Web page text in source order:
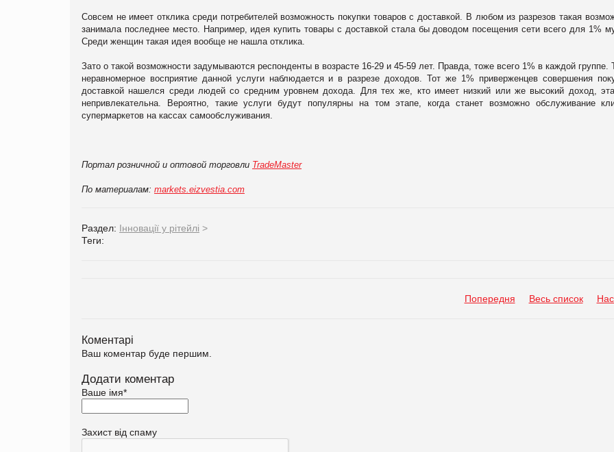
Совсем не имеет отклика среди потребителей возможность покупки товаров с доставкой. В любом из разрезов такая
занимала последнее место. Например, идея купить товары с доставкой стала бы доводом посещения сети всего для 1%
Среди женщин такая идея вообще не нашла отклика.
Зато о такой возможности задумываются респонденты в возрасте 16-29 и 45-59 лет. Правда, тоже всего 1% в каждой группе.
неравномерное восприятие данной услуги наблюдается и в разрезе доходов. Тот же 1% приверженцев совершения
доставкой нашелся среди людей со средним уровнем дохода. Для тех же, кто имеет низкий или же высокий доход,
непривлекательна. Вероятно, такие услуги будут популярны на том этапе, когда станет возможно обслуживание
супермаркетов на кассах самообслуживания.
Портал розничной и оптовой торговли TradeMaster
По материалам: markets.eizvestia.com
Раздел: Інновації у рітейлі >
Теги:
Попередня Весь список
Коментарі
Ваш коментар буде першим.
Додати коментар
Ваше імя*
Захист від спаму